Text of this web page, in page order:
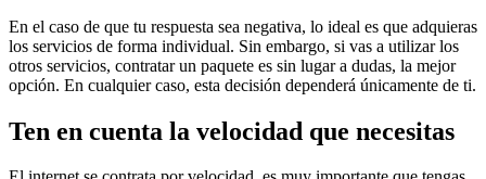
En el caso de que tu respuesta sea negativa, lo ideal es que adquieras
los servicios de forma individual. Sin embargo, si vas a utilizar los
otros servicios, contratar un paquete es sin lugar a dudas, la mejor
opción. En cualquier caso, esta decisión dependerá únicamente de ti.
Ten en cuenta la velocidad que necesitas